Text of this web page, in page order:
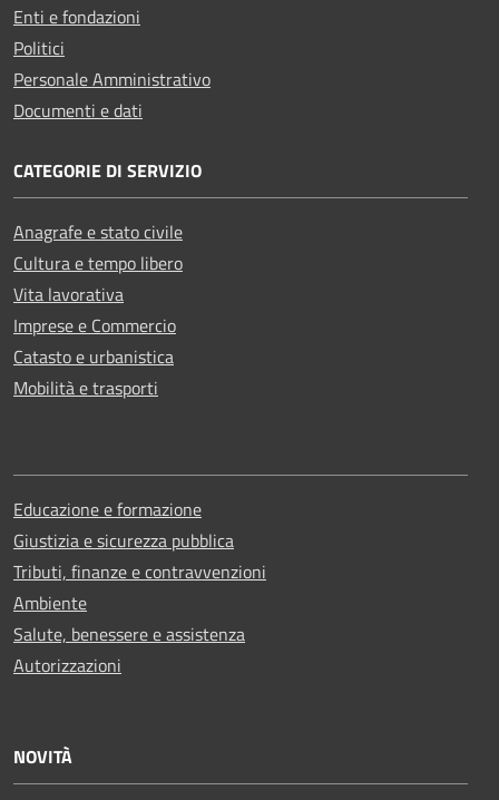
Enti e fondazioni
Politici
Personale Amministrativo
Documenti e dati
CATEGORIE DI SERVIZIO
Anagrafe e stato civile
Cultura e tempo libero
Vita lavorativa
Imprese e Commercio
Catasto e urbanistica
Mobilità e trasporti
Educazione e formazione
Giustizia e sicurezza pubblica
Tributi, finanze e contravvenzioni
Ambiente
Salute, benessere e assistenza
Autorizzazioni
NOVITÀ